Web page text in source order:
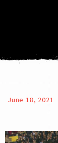
June 18, 2021